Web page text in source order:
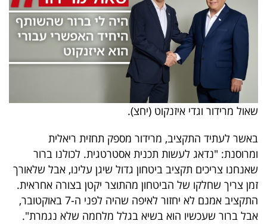
שאול מרידור וגדי איזנקוט (יחצ).
באשר לעתיד התקציב, מרידור מספק תחזית ריאלית
ומרוסנת: "נדאג לעשות תכנית אסטרטגית. לכולנו ברור
שאנחנו צריכים תקציב ביטחון גדול שיגן עלינו, אבל שלאורך
זמן צריך שחלקו של הביטחון מהתוצר יקטן בצורה אחראית.
התקציב אמנם לא יחזור לאיפה שהיה לפני ה-7 באוקטובר,
אבל ברור שעכשיו הוא בשיא בגלל מלחמה שלא נגמרת".